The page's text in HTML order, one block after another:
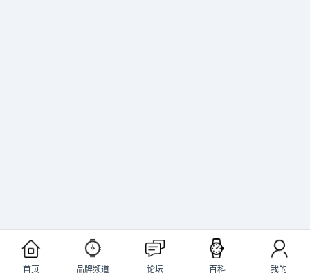
首页 品牌频道 论坛 百科 我的